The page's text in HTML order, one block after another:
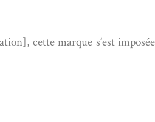
cette marque s’est imposée